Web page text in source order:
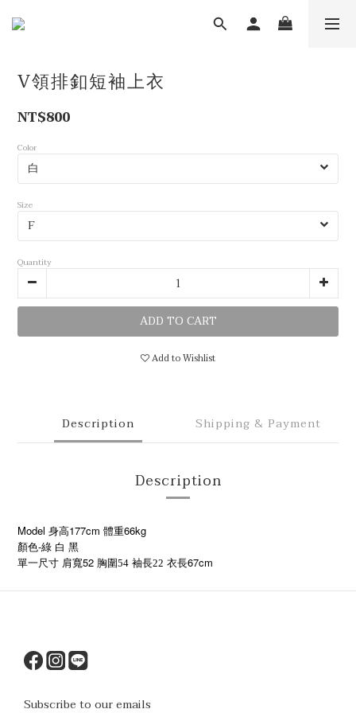
V領排釦短袖上衣
NT$800
Color
Size
Quantity
ADD TO CART
Add to Wishlist
Description Shipping & Payment
Description
Model 身高177cm 體重66kg
顏色-綠 白 黑
單一尺寸 肩寬52 胸圍54 袖長22 衣長67cm
Subscribe to our emails